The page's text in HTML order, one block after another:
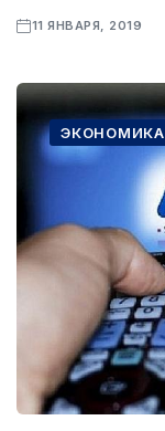
11 ЯНВАРЯ, 2019
ЭКОНОМИКА